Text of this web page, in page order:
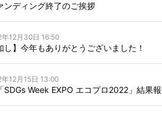
ンディング終了のご挨拶
年12月30日 16:50
し】今年もありがとうございました！
年12月15日 13:00
SDGs Week EXPO エコプロ2022」結果